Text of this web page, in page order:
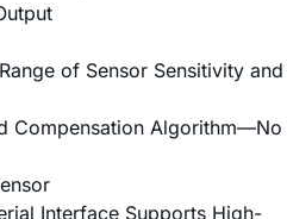
of Sensor Sensitivity and
Compensation Algorithm—No
Interface Supports High-